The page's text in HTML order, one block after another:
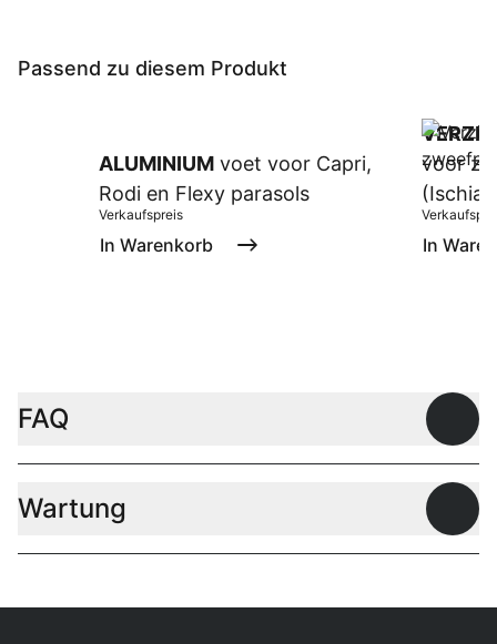
Passend zu diesem Produkt
ALUMINIUMvoet voor Capri,
Rodi en Flexy parasols
Verkaufspreis
In Warenkorb
voor
(Ischia/
In
FAQ
Wartung